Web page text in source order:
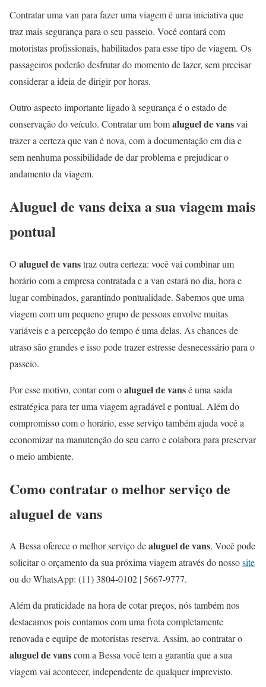
Contratar uma van para fazer uma viagem é uma iniciativa que
traz mais segurança para o seu passeio. Você contará com
motoristas profissionais, habilitados para esse tipo de viagem. Os
passageiros poderão desfrutar do momento de lazer, sem precisar
considerar a ideia de dirigir por horas.
Outro aspecto importante ligado à segurança é o estado de
conservação do veículo. Contratar um bomaluguel de vansvai
trazer a certeza que van é nova, com a documentação em dia e
sem nenhuma possibilidade de dar problema e prejudicar o
andamento da viagem.
Aluguel de vans deixa a sua viagem mais
pontual
O aluguel de vanstraz outra certeza: você vai combinar um
horário com a empresa contratada e a van estará no dia, hora e
lugar combinados, garantindo pontualidade. Sabemos que uma
viagem com um pequeno grupo de pessoas envolve muitas
variáveis e a percepção do tempo é uma delas. As chances de
atraso são grandes e isso pode trazer estresse desnecessário para o
passeio.
Por esse motivo, contar com oaluguel de vansé uma saída
estratégica para ter uma viagem agradável e pontual. Além do
compromisso com o horário, esse serviço também ajuda você a
economizar na manutenção do seu carro e colabora para preservar
o meio ambiente.
Como contratar o melhor serviço de
aluguel de vans
A Bessa oferece o melhor serviço dealuguel de vans. Você pode
solicitar o orçamento da sua próxima viagem através do nossosite
ou do WhatsApp: (11) 3804-0102 | 5667-9777.
Além da praticidade na hora de cotar preços, nós também nos
destacamos pois contamos com uma frota completamente
renovada e equipe de motoristas reserva. Assim, ao contratar o
aluguel de vanscom a Bessa você tem a garantia que a sua
viagem vai acontecer, independente de qualquer imprevisto.